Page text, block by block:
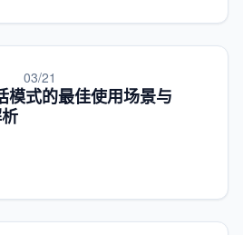
03/21
式的最佳使用场景与